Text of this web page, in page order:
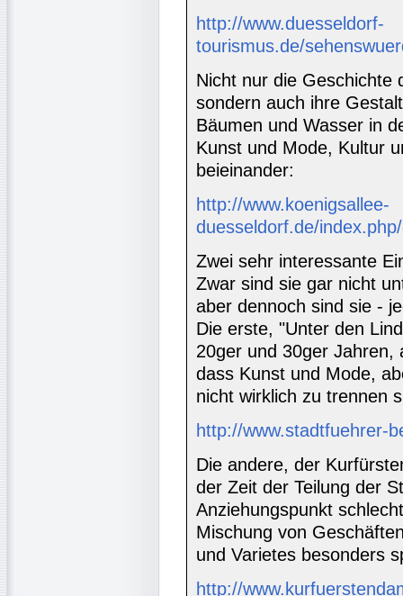
http://www.duesseldorf-
tourismus.de/
Nicht nur die Geschichte
sondern auch ihre
Bäumen und Wasser in
Kunst und Mode, Kultur
beieinander:
http://www.koenigsallee-
duesseldorf.de/
Zwei sehr interessante
Zwar sind sie gar nicht
aber dennoch sind sie -
Die erste, "Unter den
20ger und 30ger Jahren,
dass Kunst und Mode,
nicht wirklich zu trennen
http://www.stadtfuehrer-
Die andere, der
der Zeit der Teilung der
Anziehungspunkt
Mischung von
und Varietes besonders
http://